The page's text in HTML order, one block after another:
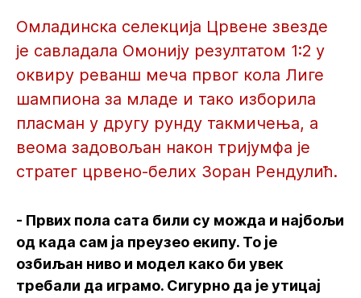
Омладинска селекција Црвене звезде
је савладала Омонију резултатом 1:2 у
оквиру реванш меча првог кола Лиге
шампиона за младе и тако изборила
пласман у другу рунду такмичења, а
веома задовољан након тријумфа је
стратег црвено-белих Зоран Рендулић.
- Првих пола сата били су можда и најбољи
од када сам ја преузео екипу. То је
озбиљан ниво и модел како би увек
требали да играмо. Сигурно да је утицај